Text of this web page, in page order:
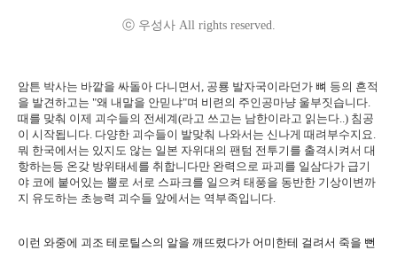
ⓒ 우성사 All rights reserved.
암튼 박사는 바깥을 싸돌아 다니면서, 공룡 발자국이라던가 뼈 등의 흔적
을 발견하고는 "왜 내말을 안믿냐"며 비련의 주인공마냥 울부짓습니다.
때를 맞춰 이제 괴수들의 전세계(라고 쓰고는 남한이라고 읽는다..) 침공
이 시작됩니다. 다양한 괴수들이 발맞춰 나와서는 신나게 때려부수지요.
뭐 한국에서는 있지도 않는 일본 자위대의 팬텀 전투기를 출격시켜서 대
항하는등 온갖 방위태세를 취합니다만 완력으로 파괴를 일삼다가 급기
야 코에 붙어있는 뿔로 서로 스파크를 일으켜 태풍을 동반한 기상이변까
지 유도하는 초능력 괴수들 앞에서는 역부족입니다.
이런 와중에 괴조 테로틸스의 알을 깨뜨렸다가 어미한테 걸려서 죽을 뻔